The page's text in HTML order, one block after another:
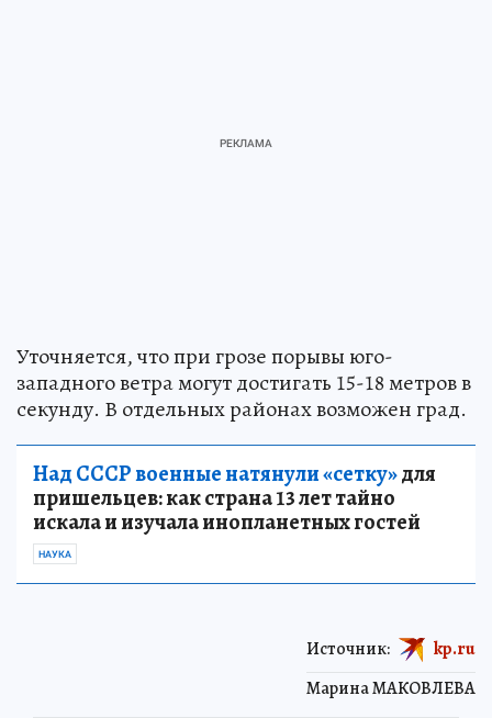
Уточняется, что при грозе порывы юго-
западного ветра могут достигать 15-18 метров в
секунду. В отдельных районах возможен град.
Над СССР военные натянули «сетку»для
пришельцев: как страна 13 лет тайно
искала и изучала инопланетных гостей
НАУКА
Марина МАКОВЛЕВА
Источник: kp.ru